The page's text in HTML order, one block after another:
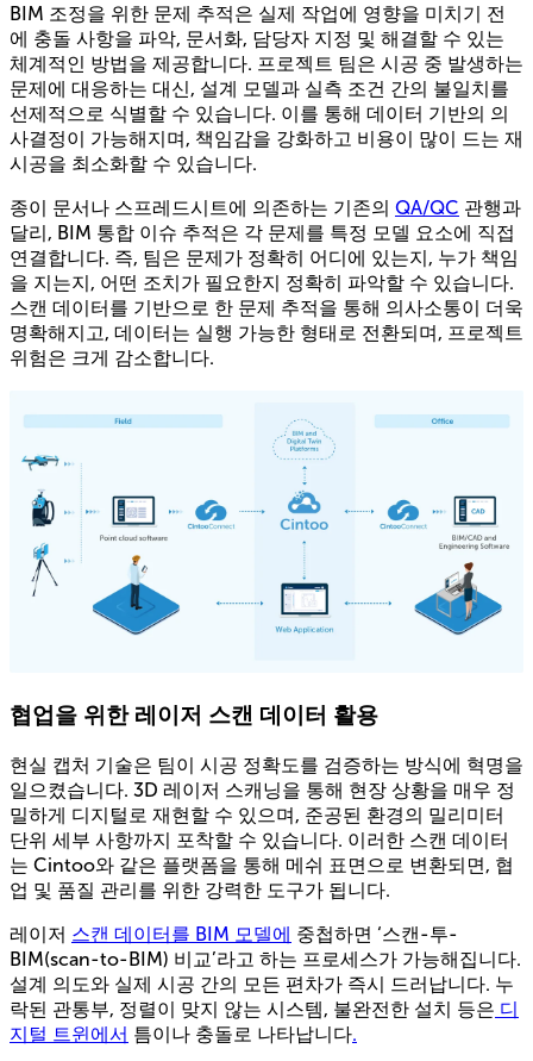
BIM 조정을 위한 문제 추적은 실제 작업에 영향을 미치기 전
에 충돌 사항을 파악, 문서화, 담당자 지정 및 해결할 수 있는
체계적인 방법을 제공합니다. 프로젝트 팀은 시공 중 발생하는
문제에 대응하는 대신, 설계 모델과 실측 조건 간의 불일치를
선제적으로 식별할 수 있습니다. 이를 통해 데이터 기반의 의
사결정이 가능해지며, 책임감을 강화하고 비용이 많이 드는 재
시공을 최소화할 수 있습니다.
종이 문서나 스프레드시트에 의존하는 기존의 QA/QC 관행과
달리, BIM 통합 이슈 추적은 각 문제를 특정 모델 요소에 직접
연결합니다. 즉, 팀은 문제가 정확히 어디에 있는지, 누가 책임
을 지는지, 어떤 조치가 필요한지 정확히 파악할 수 있습니다.
스캔 데이터를 기반으로 한 문제 추적을 통해 의사소통이 더욱
명확해지고, 데이터는 실행 가능한 형태로 전환되며, 프로젝트
위험은 크게 감소합니다.
협업을 위한 레이저 스캔 데이터 활용
현실 캡처 기술은 팀이 시공 정확도를 검증하는 방식에 혁명을
일으켰습니다. 3D 레이저 스캐닝을 통해 현장 상황을 매우 정
밀하게 디지털로 재현할 수 있으며, 준공된 환경의 밀리미터
단위 세부 사항까지 포착할 수 있습니다. 이러한 스캔 데이터
는 Cintoo와 같은 플랫폼을 통해 메쉬 표면으로 변환되면, 협
업 및 품질 관리를 위한 강력한 도구가 됩니다.
레이저 스캔 데이터를 BIM 모델에 중첩하면 ‘스캔-투-
BIM(scan-to-BIM) 비교’라고 하는 프로세스가 가능해집니다.
설계 의도와 실제 시공 간의 모든 편차가 즉시 드러납니다. 누
락된 관통부, 정렬이 맞지 않는 시스템, 불완전한 설치 등은 디
지털 트윈에서 틈이나 충돌로 나타납니다.